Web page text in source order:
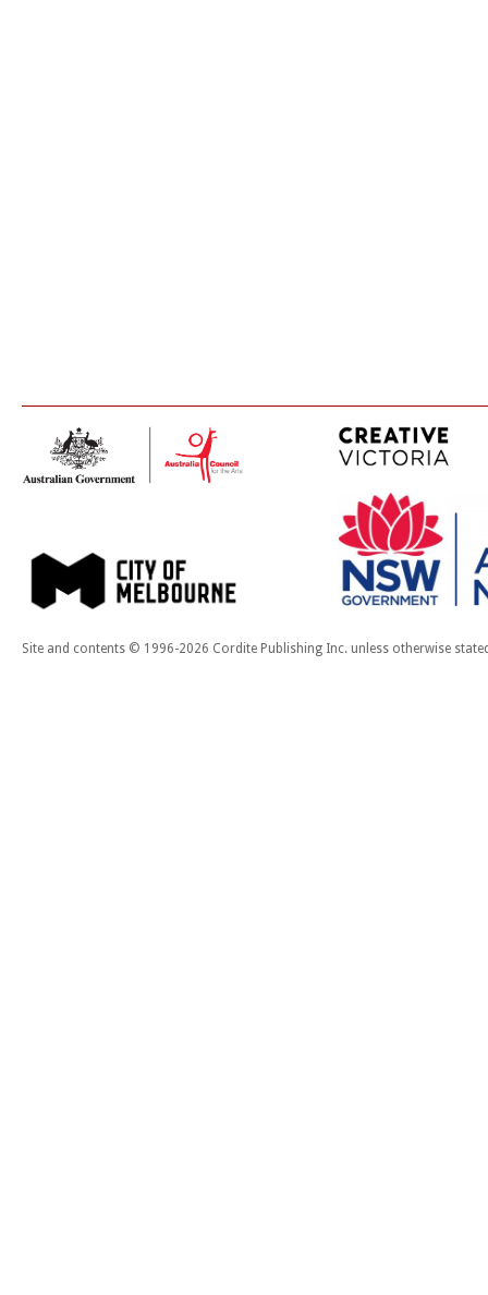
Site and contents © 1996-2026 Cordite Publishing Inc. unless otherwise